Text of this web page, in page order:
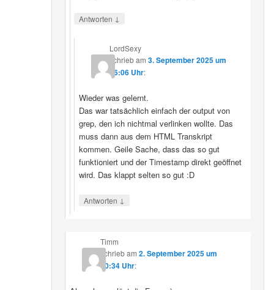
Antworten ↓
LordSexy
schriebam 3. September 2025 um
16:06 Uhr:
Wieder was gelernt.
Das war tatsächlich einfach der output von
grep, den ich nichtmal verlinken wollte. Das
muss dann aus dem HTML Transkript
kommen. Geile Sache, dass das so gut
funktioniert und der Timestamp direkt geöffnet
wird. Das klappt selten so gut :D
Antworten ↓
Timm
schriebam 2. September 2025 um
10:34 Uhr: